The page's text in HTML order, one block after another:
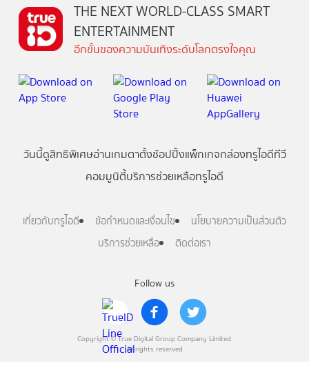
Follow us
Copyright © True Digital Group Company Limited.
All rights reserved
THE NEXT WORLD-CLASS SMART
ENTERTAINMENT
อีกขั้นของความบันเทิงระดับโลกตรงใจคุณ
วันนี้ดูสิทธิพิเศษอ่านเกมตาตั้งช้อปปิ้งแพ็กเกจกล่องทรูไอดีทีวี
คอมมูนิตี้บริการช่วยเหลือทรูไอดี
เกี่ยวกับทรูไอดี ข้อกำหนดและเงื่อนไข
นโยบายความเป็นส่วนตัว
บริการช่วยเหลือ
ติดต่อเรา